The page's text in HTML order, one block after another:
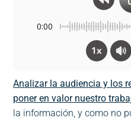
0:00
1x
Analizar la audiencia y los
poner en valor nuestro
la información, y como no